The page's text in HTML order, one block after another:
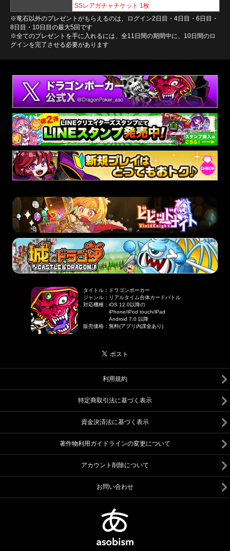
SSレアガチャチケット 1枚
※竜石以外のプレゼントがもらえるのは、ログイン2日目・4日目・6日目・
8日目・10日目の最大5回です
※全てのプレゼントを手に入れるには、全11日間の期間中に、10日間のロ
グインを完了させる必要があります
タイトル ：
ドラゴンポーカー
ジャンル ： リアルタイム合体カードバトル
対応機種 ：iOS 12.0以降の
iPhone/iPod touch/iPad
Android 7.0 以降
販売価格 ：無料(アプリ内課金あり)
利用規約
特定商取引法に基づく表示
資金決済法に基づく表示
著作物利用ガイドラインの変更について
アカウント削除について
お問い合わせ